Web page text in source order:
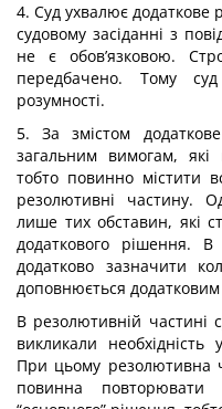
4. Суд ухвалює додаткове
судовому засіданні з
не є обов’язковою.
передбачено. Тому
розумності.
5. За змістом
загальним вимогам, які
тобто повинно містити
резолютивні частину.
лише тих обставин, які
додаткового рішення.
додатково зазначити
доповнюється
В резолютивній частині
викликали необхідність
При цьому резолютивна
повинна повторювати